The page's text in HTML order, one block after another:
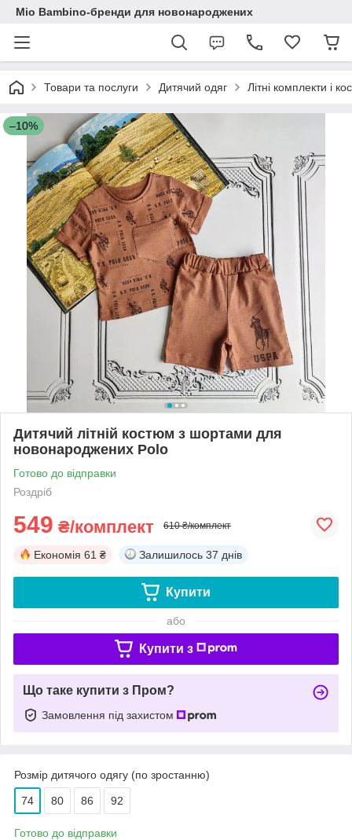
Mio Bambino-бренди для новонароджених
Товари та послуги Дитячий одяг Літні комплекти і
–10%
Дитячий літній костюм з шортами для
новонароджених Polo
Готово до відправки
Роздріб
549 ₴/комплект 610 ₴/комплект
Економія 61 ₴ Залишилось 37 днів
Купити
або
Купити з
Що таке купити з Пром?
Замовлення під захистом
Розмір дитячого одягу (по зростанню)
74 80 86 92
Готово до відправки